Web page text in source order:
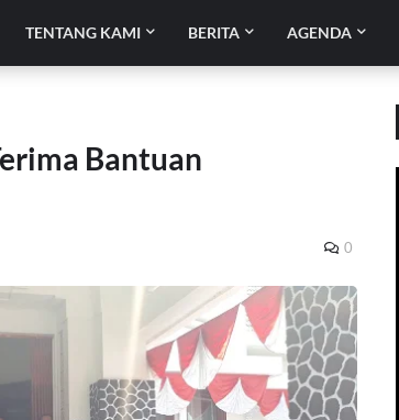
TENTANG KAMI BERITA AGENDA
Bantuan
0